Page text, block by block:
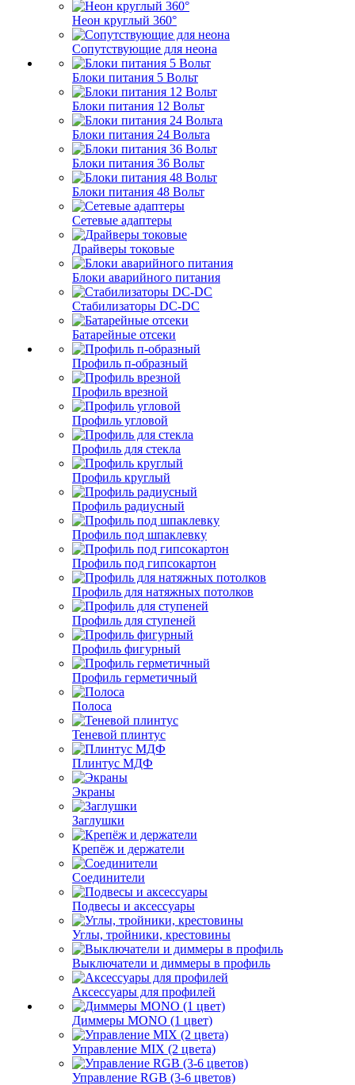
Неон круглый 360°
Сопутствующие для неона
Блоки питания 5 Вольт
Блоки питания 12 Вольт
Блоки питания 24 Вольта
Блоки питания 36 Вольт
Блоки питания 48 Вольт
Сетевые адаптеры
Драйверы токовые
Блоки аварийного питания
Стабилизаторы DC-DC
Батарейные отсеки
Профиль п-образный
Профиль врезной
Профиль угловой
Профиль для стекла
Профиль круглый
Профиль радиусный
Профиль под шпаклевку
Профиль под гипсокартон
Профиль для натяжных потолков
Профиль для ступеней
Профиль фигурный
Профиль герметичный
Полоса
Теневой плинтус
Плинтус МДФ
Экраны
Заглушки
Крепёж и держатели
Соединители
Подвесы и аксессуары
Углы, тройники, крестовины
Выключатели и диммеры в профиль
Аксессуары для профилей
Диммеры MONO (1 цвет)
Управление MIX (2 цвета)
Управление RGB (3-6 цветов)